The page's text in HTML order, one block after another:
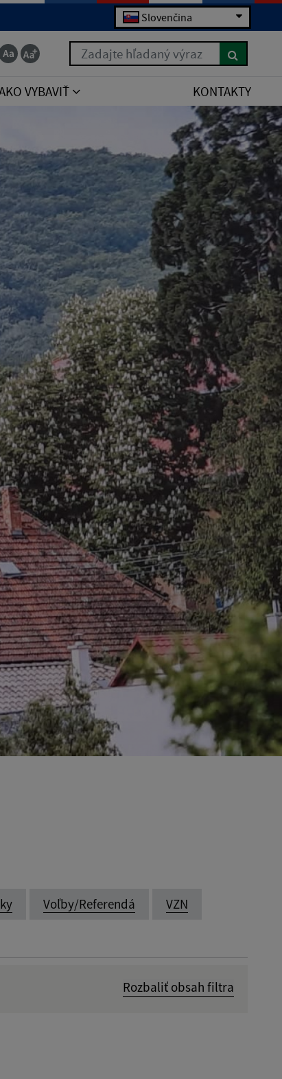
Slovenčina
Zadajte hľadaný výraz
VYBAVIŤ KONTAKTY
Voľby/Referendá VZN
Rozbaliť obsah filtra